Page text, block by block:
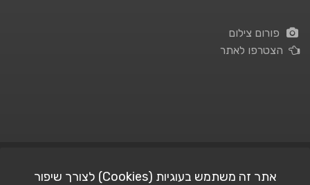
פורום צילום
הצטרפו לאתר
אתר זה משתמש בעוגיות (Cookies) לצורך שיפור